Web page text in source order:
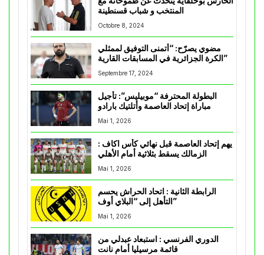
المنتخب و شباب قسنطينة
Octobre 8, 2024
مضوي يصرّح: “أتمنى التوفيق لممثلي
الكرة الجزائرية في المسابقات القارية”
Septembre 17, 2024
البطولة المحترفة “موبيليس”: تأجيل
مباراة إتحاد العاصمة وأتلتيك بارادو
Mai 1, 2026
يهم إتحاد العاصمة قبل نهائي كأس اكاف :
Mai 1, 2026
الرابطة الثانية : اتحاد الحراش يحسم
التأهل إلى “البلاي أوف”
Mai 1, 2026
الدوري الفرنسي : استبعاد عبدلي من
قائمة مرسيليا أمام نانت